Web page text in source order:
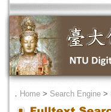
． Home > Search Engine >